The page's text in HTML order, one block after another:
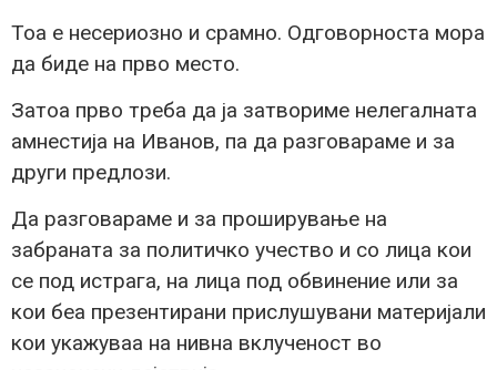
Тоа е несериозно и срамно. Одговорноста мора
да биде на прво место.
Затоа прво треба да ја затвориме нелегалната
амнестија на Иванов, па да разговараме и за
други предлози.
Да разговараме и за проширување на
забраната за политичко учество и со лица кои
се под истрага, на лица под обвинение или за
кои беа презентирани прислушувани материјали
кои укажуваа на нивна вклученост во